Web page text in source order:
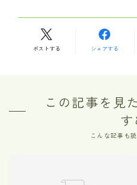
ポストする シェアする
この記事を見
す
こんな記事も